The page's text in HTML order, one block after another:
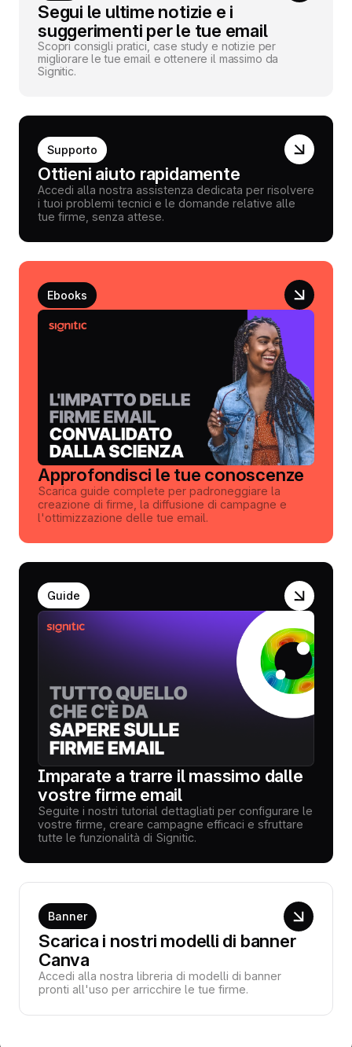
Segui le ultime notizie e i
suggerimenti per le tue email
Scopri consigli pratici, case study e notizie per
migliorare le tue email e ottenere il massimo da
Signitic.
Supporto
Ottieni aiuto rapidamente
Accedi alla nostra assistenza dedicata per risolvere
i tuoi problemi tecnici e le domande relative alle
tue firme, senza attese.
Ebooks
Approfondisci le tue conoscenze
Scarica guide complete per padroneggiare la
creazione di firme, la diffusione di campagne e
l'ottimizzazione delle tue email.
Guide
Imparate a trarre il massimo dalle
vostre firme email
Seguite i nostri tutorial dettagliati per configurare le
vostre firme, creare campagne efficaci e sfruttare
tutte le funzionalità di Signitic.
Banner
Scarica i nostri modelli di banner
Canva
Accedi alla nostra libreria di modelli di banner
pronti all'uso per arricchire le tue firme.